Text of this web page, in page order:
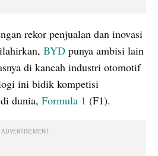
rekor penjualan dan inovasi
BYD punya ambisi lain
di kancah industri otomotif
dunia, Formula 1 (F1).
ADVERTISEMENT